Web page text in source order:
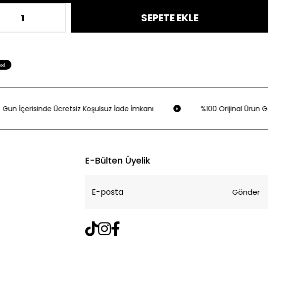
Gün İçerisinde Ücretsiz Koşulsuz İade İmkanı %100 Orijinal Ürün Garantisi
E-Bülten Üyelik
Gönder